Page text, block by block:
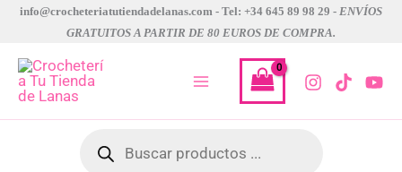
contenido
info@crocheteriatutiendadelanas.com - Tel: +34 645 89 98 29 - ENVÍOS
GRATUITOS A PARTIR DE 80 EUROS DE COMPRA.
productos